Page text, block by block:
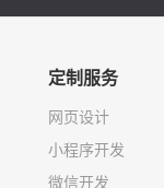
定制服务
网页设计
小程序开发
微信开发